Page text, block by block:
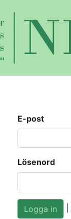
E-post
Lösenord